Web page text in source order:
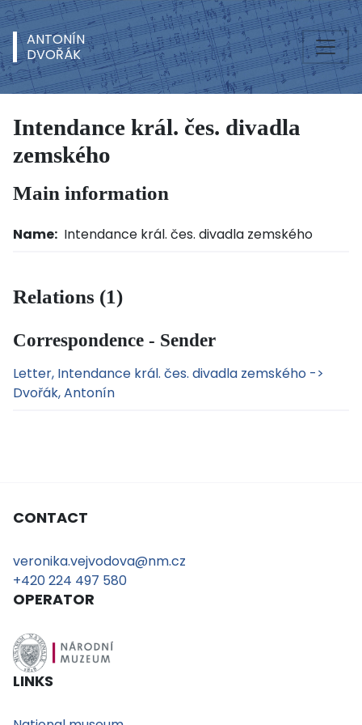
ANTONÍN
DVOŘÁK
Intendance král. čes. divadla
zemského
Main information
Name: Intendance král. čes. divadla zemského
Relations (1)
Correspondence - Sender
Letter, Intendance král. čes. divadla zemského ->
Dvořák, Antonín
CONTACT
veronika.vejvodova@nm.cz
+420 224 497 580
OPERATOR
LINKS